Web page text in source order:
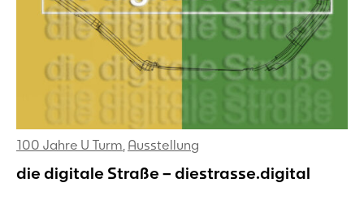
100 Jahre U Turm, Ausstellung
die digitale Straße – diestrasse.digital